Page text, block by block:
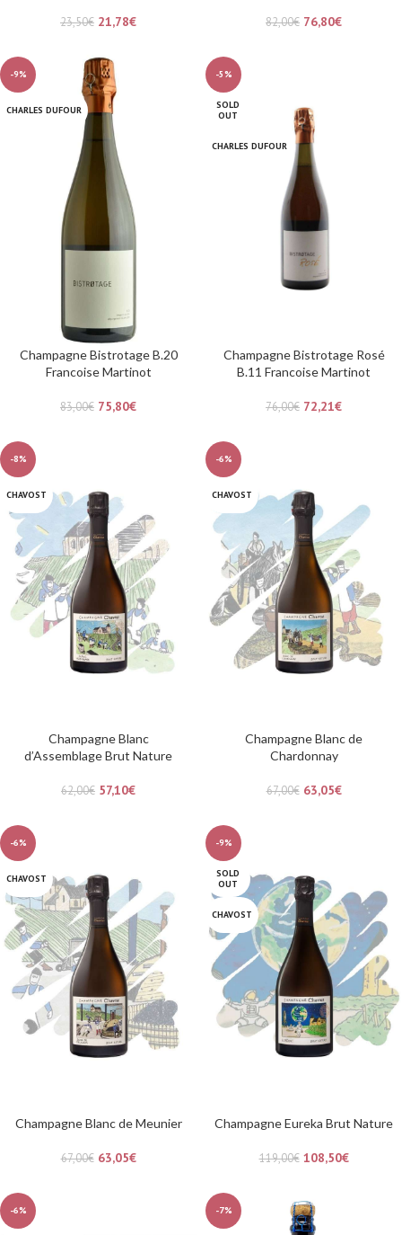
23,50€ 21,78€ 82,00€ 76,80€
-9%
CHARLES DUFOUR
Champagne Bistrotage B.20
Francoise Martinot
83,00€ 75,80€
-5%
SOLD
OUT
CHARLES DUFOUR
Champagne Bistrotage Rosé
B.11 Francoise Martinot
76,00€ 72,21€
-8%
CHAVOST
Champagne Blanc
d’Assemblage Brut Nature
62,00€ 57,10€
-6%
CHAVOST
Champagne Blanc de
Chardonnay
67,00€ 63,05€
-6%
CHAVOST
Champagne Blanc de Meunier
67,00€ 63,05€
-9%
SOLD
OUT
CHAVOST
Champagne Eureka Brut Nature
119,00€ 108,50€
-6% -7%